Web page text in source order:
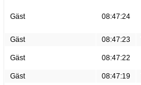
Gäst 08:47:24
Gäst
08:47:23
Gäst 08:47:22
Gäst
08:47:19